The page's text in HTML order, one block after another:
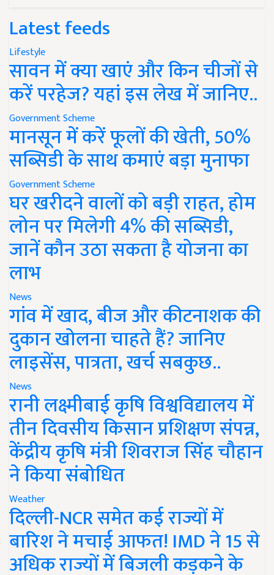
Latest feeds
Lifestyle
सावन में क्या खाएं और किन चीजों से
करें परहेज? यहां इस लेख में जानिए..
Government Scheme
मानसून में करें फूलों की खेती, 50%
सब्सिडी के साथ कमाएं बड़ा मुनाफा
Government Scheme
घर खरीदने वालों को बड़ी राहत, होम
लोन पर मिलेगी 4% की सब्सिडी,
जानें कौन उठा सकता है योजना का
लाभ
News
गांव में खाद, बीज और कीटनाशक की
दुकान खोलना चाहते हैं? जानिए
लाइसेंस, पात्रता, खर्च सबकुछ..
News
रानी लक्ष्मीबाई कृषि विश्वविद्यालय में
तीन दिवसीय किसान प्रशिक्षण संपन्न,
केंद्रीय कृषि मंत्री शिवराज सिंह चौहान
ने किया संबोधित
Weather
दिल्ली-NCR समेत कई राज्यों में
बारिश ने मचाई आफत! IMD ने 15 से
अधिक राज्यों में बिजली कड़कने के